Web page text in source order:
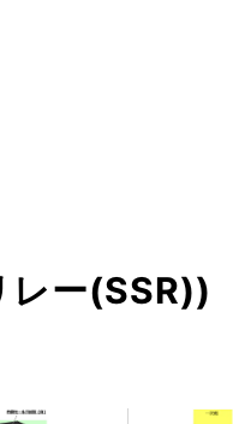
ー(SSR))